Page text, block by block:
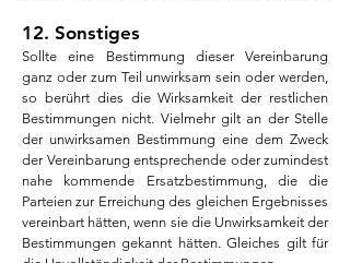
12. Sonstiges
Sollte eine Bestimmung dieser Vereinbarung
ganz oder zum Teil unwirksam sein oder werden,
so berührt dies die Wirksamkeit der restlichen
Bestimmungen nicht. Vielmehr gilt an der Stelle
der unwirksamen Bestimmung eine dem Zweck
der Vereinbarung entsprechende oder zumindest
nahe kommende Ersatzbestimmung, die die
Parteien zur Erreichung des gleichen Ergebnisses
vereinbart hätten, wenn sie die Unwirksamkeit der
Bestimmungen gekannt hätten. Gleiches gilt für